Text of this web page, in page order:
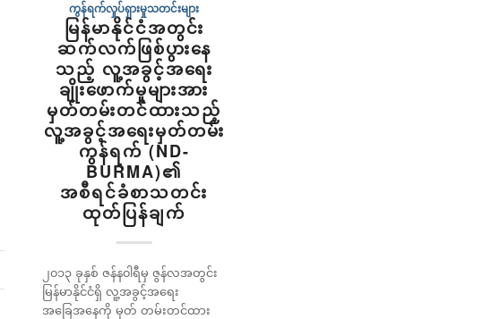
ကွန်ရက်လှုပ်ရှားမှုသတင်းများ
မြန်မာနိုင်ငံအတွင်း
ဆက်လက်ဖြစ်ပွားနေ
သည့် လူ့အခွင့်အရေး
ချိုးဖောက်မှုများအား
မှတ်တမ်းတင်ထားသည့်
လူ့အခွင့်အရေးမှတ်တမ်း
ကွန်ရက် (ND-
BURMA)၏
အစီရင်ခံစာသတင်း
ထုတ်ပြန်ချက်
၂၀၁၃ ခုနှစ် ဇန်န၀ါရီမှ ဇွန်လအတွင်း
မြန်မာနိုင်ငံရှိ လူ့အခွင့်အရေး
အခြေအနေကို မှတ် တမ်းတင်ထား